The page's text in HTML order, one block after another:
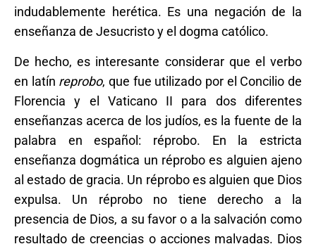
indudablemente herética. Es una negación de la
enseñanza de Jesucristo y el dogma católico.
De hecho, es interesante considerar que el verbo
en latín reprobo, que fue utilizado por el Concilio de
Florencia y el Vaticano II para dos diferentes
enseñanzas acerca de los judíos, es la fuente de la
palabra en español: réprobo. En la estricta
enseñanza dogmática un réprobo es alguien ajeno
al estado de gracia. Un réprobo es alguien que Dios
expulsa. Un réprobo no tiene derecho a la
presencia de Dios, a su favor o a la salvación como
resultado de creencias o acciones malvadas. Dios